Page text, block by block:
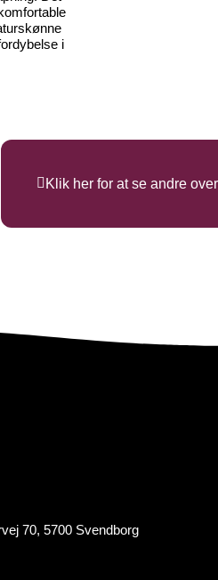
i
Klik her for at se andre
70, 5700 Svendborg